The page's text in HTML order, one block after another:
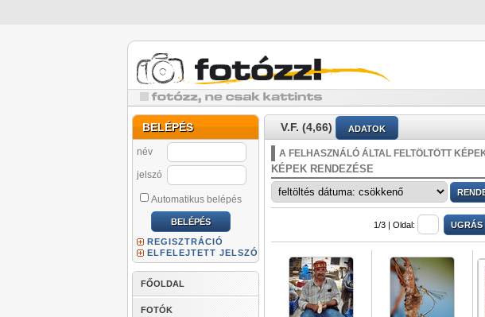
BELÉPÉS
név
jelszó
Automatikus belépés
REGISZTRÁCIÓ
ELFELEJTETT JELSZÓ
FŐOLDAL
FOTÓK
V.F. (4,66) ADATOK
A FELHASZNÁLÓ ÁLTAL FELTÖLTÖTT
KÉPEK RENDEZÉSE
1/3 | Oldal: